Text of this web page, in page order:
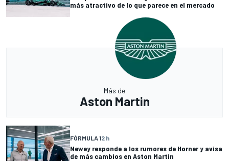
más atractivo de lo que parece en el mercado
Más de
Aston Martin
FÓRMULA 12 h
Newey responde a los rumores de Horner y avisa
de más cambios en Aston Martin